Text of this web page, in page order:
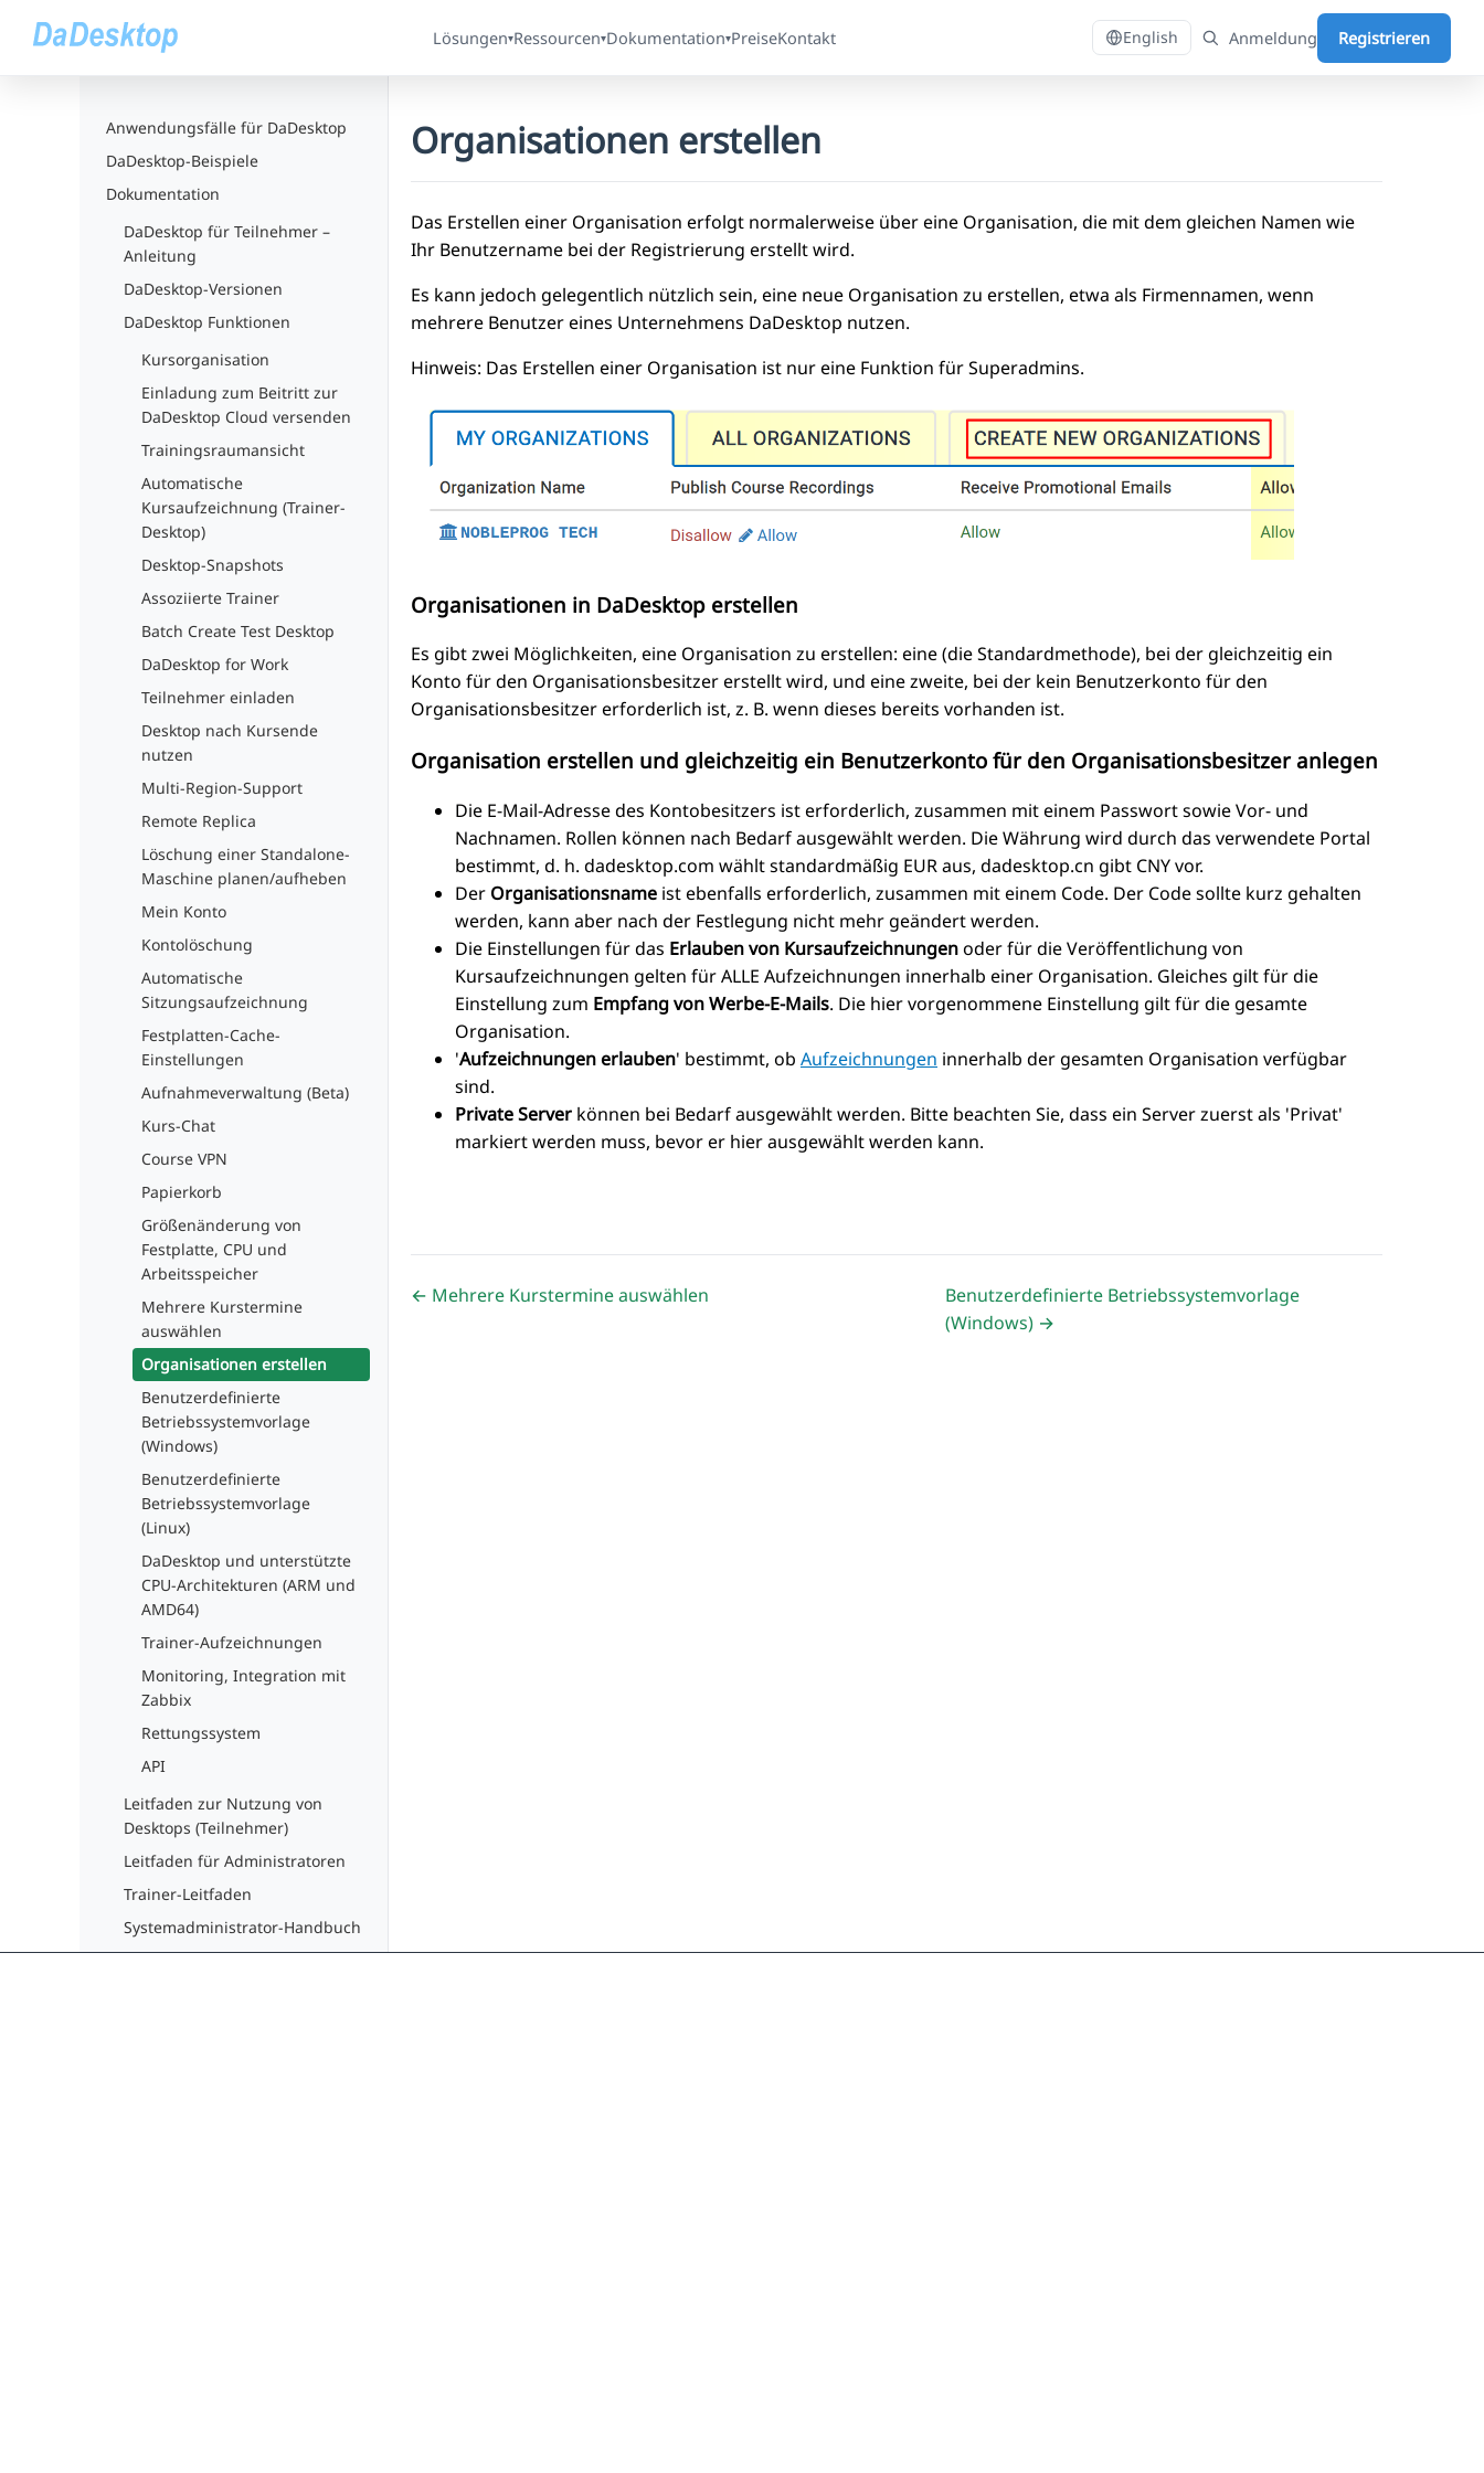
Lösungen▾Ressourcen▾Dokumentation▾PreiseKontakt English Anmeldung Registrieren
Anwendungsfälle für DaDesktop
DaDesktop-Beispiele
Dokumentation
DaDesktop für Teilnehmer –
Anleitung
DaDesktop-Versionen
DaDesktop Funktionen
Kursorganisation
Einladung zum Beitritt zur
DaDesktop Cloud versenden
Trainingsraumansicht
Automatische
Kursaufzeichnung (Trainer-
Desktop)
Desktop-Snapshots
Assoziierte Trainer
Batch Create Test Desktop
DaDesktop for Work
Teilnehmer einladen
Desktop nach Kursende
nutzen
Multi-Region-Support
Remote Replica
Löschung einer Standalone-
Maschine planen/aufheben
Mein Konto
Kontolöschung
Automatische
Sitzungsaufzeichnung
Festplatten-Cache-
Einstellungen
Aufnahmeverwaltung (Beta)
Kurs-Chat
Course VPN
Papierkorb
Größenänderung von
Festplatte, CPU und
Arbeitsspeicher
Mehrere Kurstermine
auswählen
Organisationen erstellen
Benutzerdefinierte
Betriebssystemvorlage
(Windows)
Benutzerdefinierte
Betriebssystemvorlage
(Linux)
DaDesktop und unterstützte
CPU-Architekturen (ARM und
AMD64)
Trainer-Aufzeichnungen
Monitoring, Integration mit
Zabbix
Rettungssystem
API
Leitfaden zur Nutzung von
Desktops (Teilnehmer)
Leitfaden für Administratoren
Trainer-Leitfaden
Systemadministrator-Handbuch
Entwicklerhandbuch
Organisationen erstellen
Das Erstellen einer Organisation erfolgt normalerweise über eine Organisation, die mit dem gleichen Namen wie
Ihr Benutzername bei der Registrierung erstellt wird.
Es kann jedoch gelegentlich nützlich sein, eine neue Organisation zu erstellen, etwa als Firmennamen, wenn
mehrere Benutzer eines Unternehmens DaDesktop nutzen.
Hinweis: Das Erstellen einer Organisation ist nur eine Funktion für Superadmins.
Organisationen in DaDesktop erstellen
Es gibt zwei Möglichkeiten, eine Organisation zu erstellen: eine (die Standardmethode), bei der gleichzeitig ein
Konto für den Organisationsbesitzer erstellt wird, und eine zweite, bei der kein Benutzerkonto für den
Organisationsbesitzer erforderlich ist, z. B. wenn dieses bereits vorhanden ist.
Organisation erstellen und gleichzeitig ein Benutzerkonto für den Organisationsbesitzer anlegen
Die E-Mail-Adresse des Kontobesitzers ist erforderlich, zusammen mit einem Passwort sowie Vor- und
Nachnamen. Rollen können nach Bedarf ausgewählt werden. Die Währung wird durch das verwendete Portal
bestimmt, d. h. dadesktop.com wählt standardmäßig EUR aus, dadesktop.cn gibt CNY vor.
Der Organisationsname ist ebenfalls erforderlich, zusammen mit einem Code. Der Code sollte kurz gehalten
werden, kann aber nach der Festlegung nicht mehr geändert werden.
Die Einstellungen für das Erlauben von Kursaufzeichnungenoder für die Veröffentlichung von
Kursaufzeichnungen gelten für ALLE Aufzeichnungen innerhalb einer Organisation. Gleiches gilt für die
Einstellung zum Empfang von Werbe-E-Mails. Die hier vorgenommene Einstellung gilt für die gesamte
Organisation.
'Aufzeichnungen erlauben' bestimmt, ob Aufzeichnungen innerhalb der gesamten Organisation verfügbar
sind.
Private Server können bei Bedarf ausgewählt werden. Bitte beachten Sie, dass ein Server zuerst als 'Privat'
markiert werden muss, bevor er hier ausgewählt werden kann.
← Mehrere Kurstermine auswählen
Benutzerdefinierte Betriebssystemvorlage
(Windows) →